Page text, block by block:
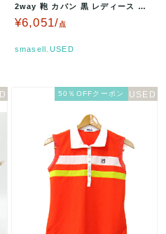
2way 鞄 カバン 黒 レディース ブ
ラック FILA 【中古…
¥6,051/点
smasell.USED
50％OFFクーポン